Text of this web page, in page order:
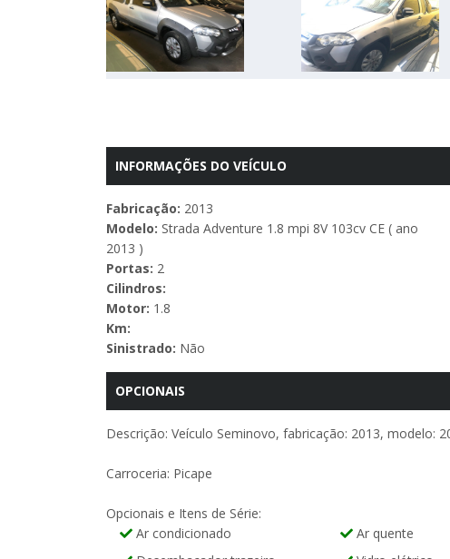
INFORMAÇÕES DO VEÍCULO
Fabricação: 2013
Modelo: Strada Adventure 1.8 mpi 8V 103cv CE ( ano
2013 )
Portas: 2
Cilindros:
Motor: 1.8
Km:
Sinistrado: Não
OPCIONAIS
Descrição: Veículo Seminovo, fabricação: 2013, modelo:
Carroceria: Picape
Opcionais e Itens de Série:
Ar condicionado
Ar quente